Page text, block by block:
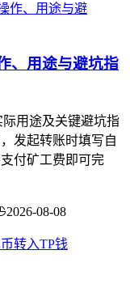
、用途与避坑指
用途及关键避坑指
发起转账时填写自
付矿工费即可完
2026-08-08